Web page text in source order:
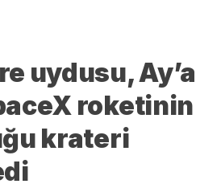
uydusu, Ay’a
roketinin
krateri